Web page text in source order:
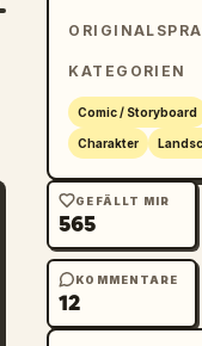
KATEGORIEN
Comic / Storyboard
Charakter
GEFÄLLT MIR
565
KOMMENTARE
12